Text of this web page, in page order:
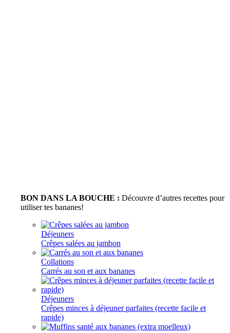
BON DANS LA BOUCHE : Découvre d’autres recettes pour
utiliser tes bananes!
Déjeuners
Crêpes salées au jambon
Collations
Carrés au son et aux bananes
Déjeuners
Crêpes minces à déjeuner parfaites (recette facile et
rapide)